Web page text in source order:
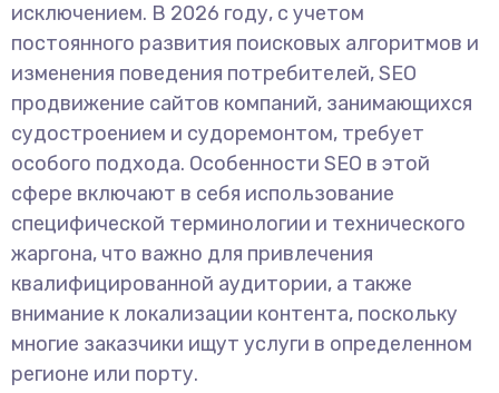
исключением. В 2026 году, с учетом
постоянного развития поисковых алгоритмов и
изменения поведения потребителей, SEO
продвижение сайтов компаний, занимающихся
судостроением и судоремонтом, требует
особого подхода. Особенности SEO в этой
сфере включают в себя использование
специфической терминологии и технического
жаргона, что важно для привлечения
квалифицированной аудитории, а также
внимание к локализации контента, поскольку
многие заказчики ищут услуги в определенном
регионе или порту.